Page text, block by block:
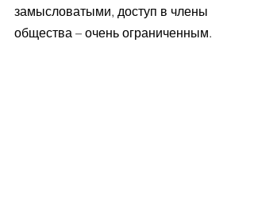
замысловатыми, доступ в члены
общества – очень ограниченным.